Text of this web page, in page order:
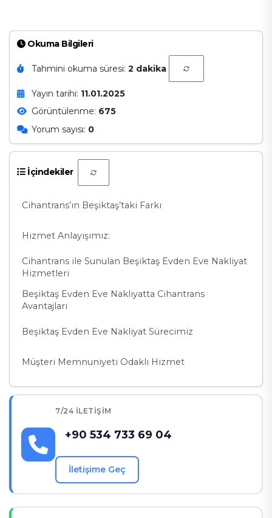
Okuma Bilgileri
Tahmini okuma süresi: 2 dakika
Yayın tarihi: 11.01.2025
Görüntülenme: 675
Yorum sayısı: 0
İçindekiler
Cihantrans’ın Beşiktaş’taki Farkı
Hizmet Anlayışımız:
Cihantrans ile Sunulan Beşiktaş Evden Eve Nakliyat
Hizmetleri
Beşiktaş Evden Eve Nakliyatta Cihantrans
Avantajları
Beşiktaş Evden Eve Nakliyat Sürecimiz
Müşteri Memnuniyeti Odaklı Hizmet
7/24 İLETIŞIM
+90 534 733 69 04
İletişime Geç